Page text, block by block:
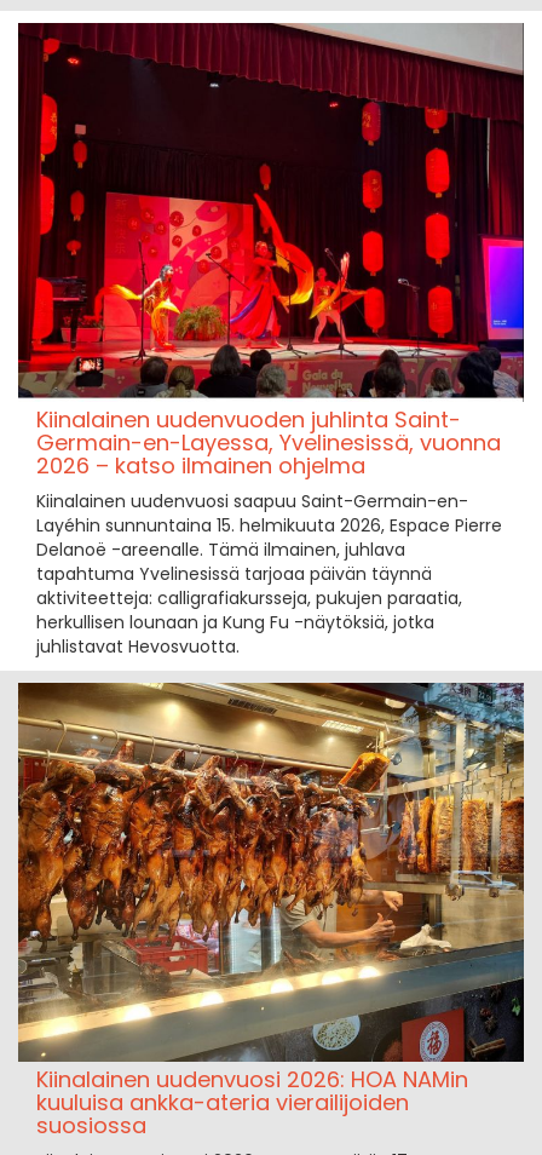
Kiinalainen uudenvuoden juhlinta Saint-
Germain-en-Layessa, Yvelinesissä, vuonna
2026 – katso ilmainen ohjelma
Kiinalainen uudenvuosi saapuu Saint-Germain-en-
Layéhin sunnuntaina 15. helmikuuta 2026, Espace Pierre
Delanoë -areenalle. Tämä ilmainen, juhlava
tapahtuma Yvelinesissä tarjoaa päivän täynnä
aktiviteetteja: calligrafiakursseja, pukujen paraatia,
herkullisen lounaan ja Kung Fu -näytöksiä, jotka
juhlistavat Hevosvuotta.
Kiinalainen uudenvuosi 2026: HOA NAMin
kuuluisa ankka-ateria vierailijoiden
suosiossa